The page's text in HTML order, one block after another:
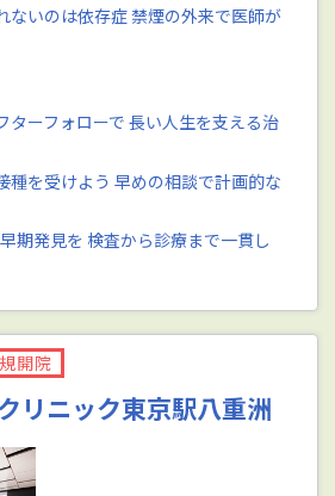
ないのは依存症 禁煙の外来で医師が
ターフォローで 長い人生を支える治
種を受けよう 早めの相談で計画的な
期発見を 検査から診療まで一貫し
開院
リニック東京駅八重洲